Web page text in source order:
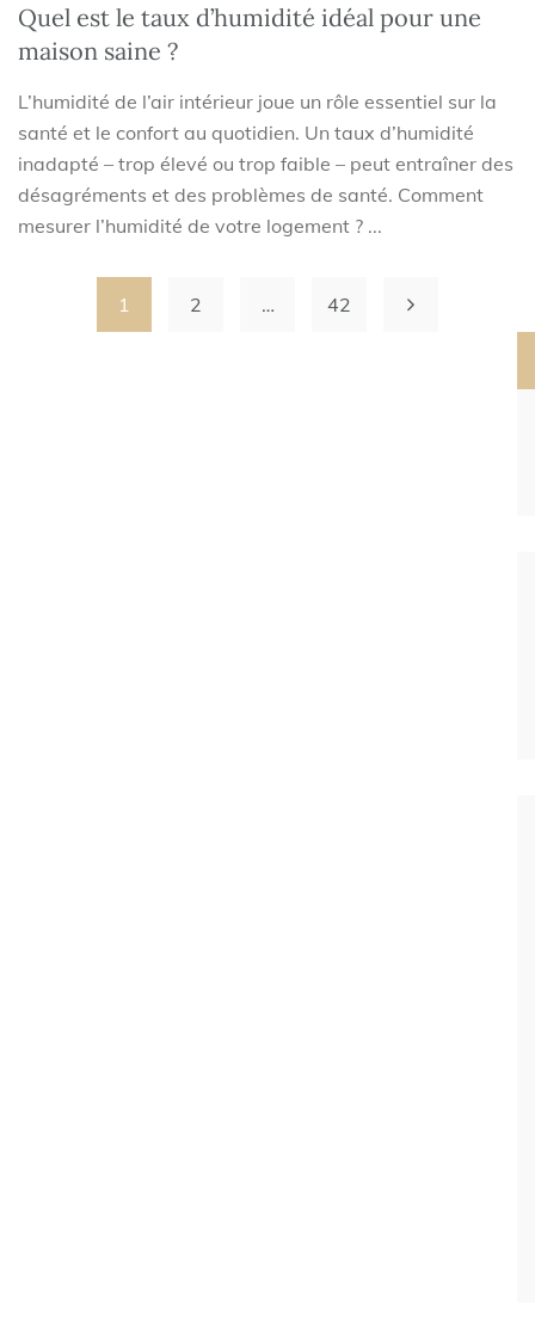
Quel est le taux d’humidité idéal pour une
maison saine ?
L’humidité de l’air intérieur joue un rôle essentiel sur la
santé et le confort au quotidien. Un taux d’humidité
inadapté – trop élevé ou trop faible – peut entraîner des
désagréments et des problèmes de santé. Comment
mesurer l’humidité de votre logement ? ...
1 2 … 42